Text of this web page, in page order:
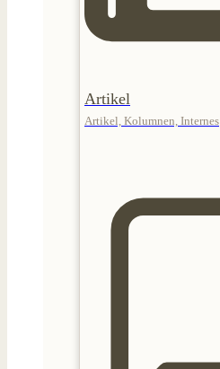
Artikel
Artikel, Kolumnen, Internes